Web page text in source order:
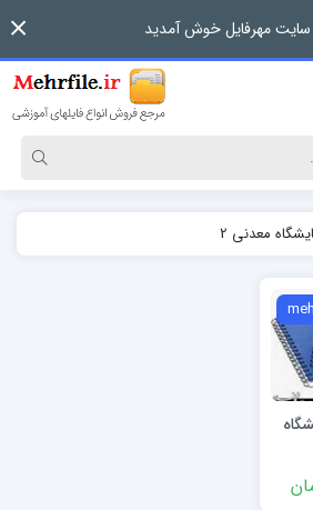
مهرفایل خوش آمدید
معدنی 2